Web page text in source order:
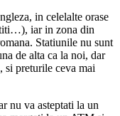
in celelalte orase
iar in zona din
Statiunile nu sunt
de alta ca la noi, dar
si preturile ceva mai
nu va asteptati la un